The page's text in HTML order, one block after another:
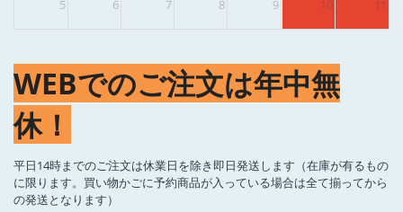
5 6 7 8 9 10 11
WEBでのご注文は年中無
休！
平日14時までのご注文は休業日を除き即日発送します（在庫が有るもの
に限ります。買い物かごに予約商品が入っている場合は全て揃ってから
の発送となります）